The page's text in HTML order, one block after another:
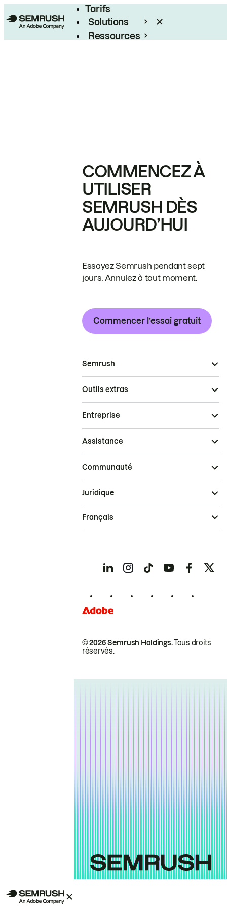
Tarifs
Solutions
Ressources
COMMENCEZ À
UTILISER
SEMRUSH DÈS
AUJOURD’HUI
Essayez Semrush pendant sept
jours. Annulez à tout moment.
Commencer l’essai gratuit
Semrush
Outils extras
Entreprise
Assistance
Communauté
© 2026 Semrush Holdings.Tous droits
réservés.
Juridique
Français